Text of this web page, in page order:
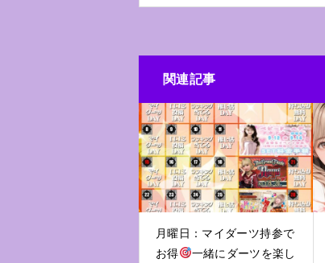
関連記事
月曜日：マイダーツ持参で
お得
一緒にダーツを楽し